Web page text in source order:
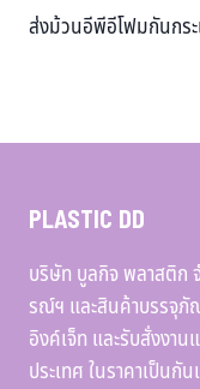
ส่งม้วนอีพีอีโฟมกันกระ
PLASTIC DD
บริษัท บูลกิจ พลาสติก
รณ์ฯ และสินค้าบรรจุ
อิงค์เจ็ท และรับสั่งงา
ประเทศ ในราคาเป็นกัน